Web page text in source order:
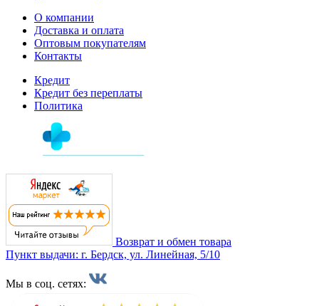
О компании
Доставка и оплата
Оптовым покупателям
Контакты
Кредит
Кредит без переплаты
Политика
Возврат и обмен товара
Пункт выдачи: г. Бердск, ул. Линейная, 5/10
Мы в соц. сетях: